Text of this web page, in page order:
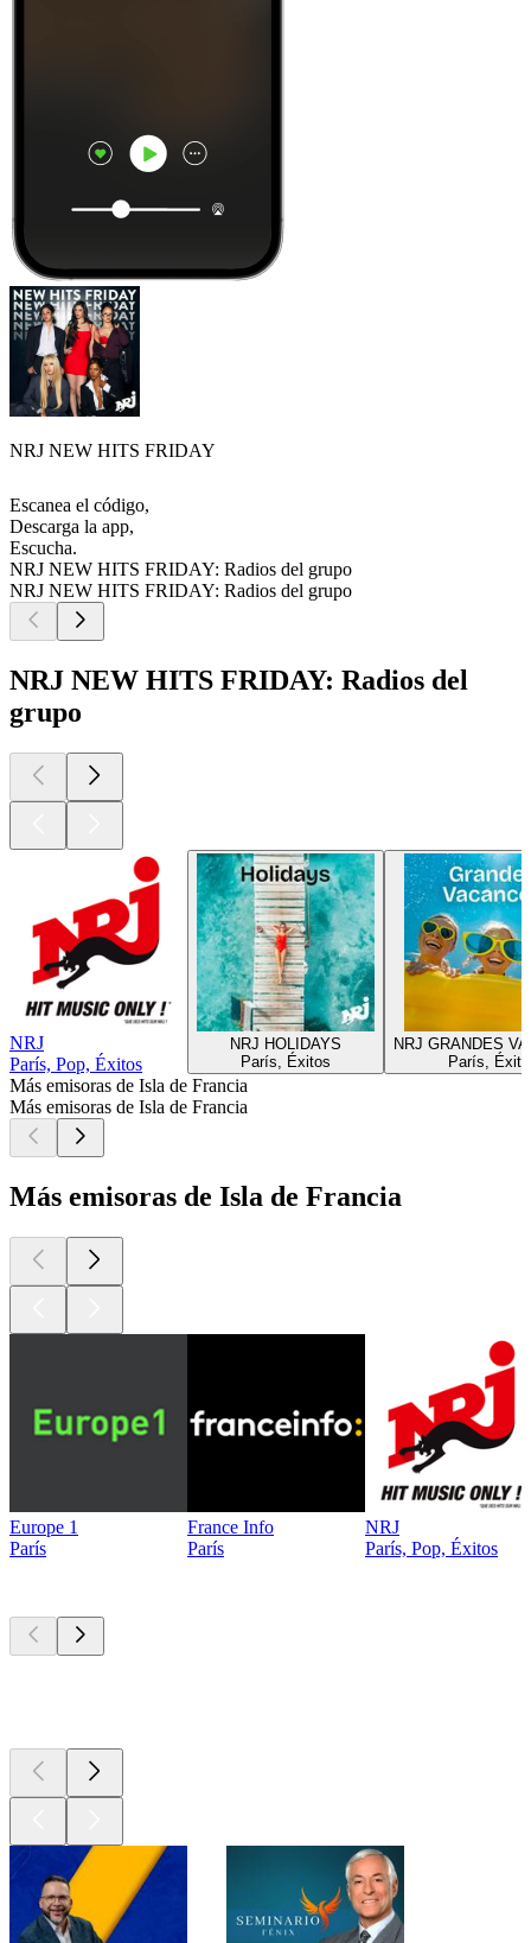
NRJ NEW HITS FRIDAY
Escanea el código,
Descarga la app,
Escucha.
NRJ NEW HITS FRIDAY: Radios del grupo
NRJ NEW HITS FRIDAY: Radios del grupo
NRJ NEW HITS FRIDAY: Radios del
grupo
NRJ
París, Pop, Éxitos
NRJ HOLIDAYS
París, Éxitos
NRJ GRANDES
París,
Más emisoras de Isla de Francia
Más emisoras de Isla de Francia
Más emisoras de Isla de Francia
Europe 1
París
France Info
París
NRJ
París, Pop, Éxitos